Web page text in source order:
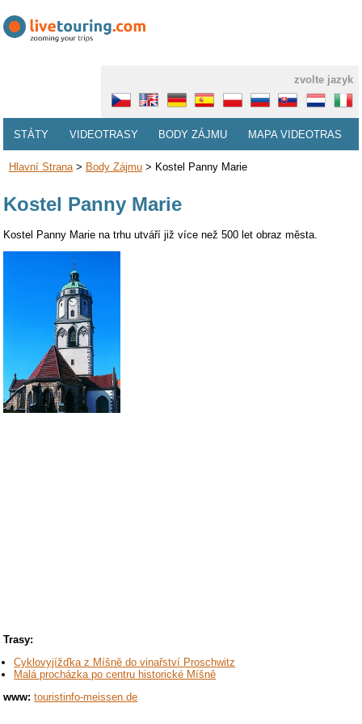
zvolte jazyk
STÁTY VIDEOTRASY BODY ZÁJMU MAPA VIDEOTRAS
Hlavní Strana> Body Zájmu> Kostel Panny Marie
Kostel Panny Marie
Kostel Panny Marie na trhu utváří již více než 500 let obraz města.
Trasy:
Cyklovyjížďka z Míšně do vinařství Proschwitz
Malá procházka po centru historické Míšně
www: touristinfo-meissen.de